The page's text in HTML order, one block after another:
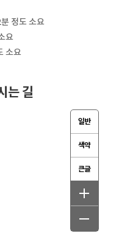
정도 소요
요
소요
는 길
일반
색약
큰글